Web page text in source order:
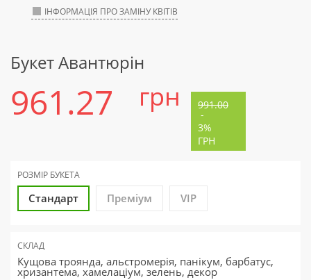
ІНФОРМАЦІЯ ПРО ЗАМІНУ КВІТІВ
Букет Авантюрін
961.27 грн 991.00
-
3%
ГРН
РОЗМІР БУКЕТА
Стандарт Преміум VIP
СКЛАД
Кущова троянда, альстромерія, панікум, барбатус,
хризантема, хамелаціум, зелень, декор